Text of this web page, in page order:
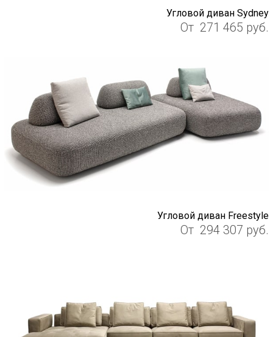
Угловой диван Sydney
От 271 465 руб.
Угловой диван Freestyle
От 294 307 руб.